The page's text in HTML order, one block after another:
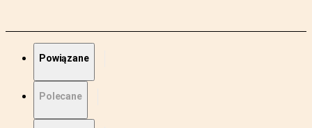
Powiązane
Polecane